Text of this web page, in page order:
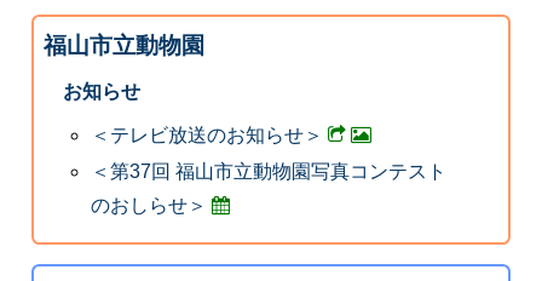
福山市立動物園
お知らせ
＜テレビ放送のお知らせ＞
＜第37回 福山市立動物園写真コンテスト
のおしらせ＞